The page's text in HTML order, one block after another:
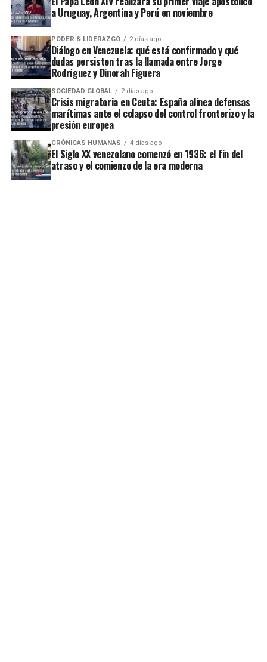
a Uruguay, Argentina y Perú en noviembre
PODER & LIDERAZGO 2 días ago
Diálogo en Venezuela: qué está confirmado y qué
dudas persisten tras la llamada entre Jorge
Rodríguez y Dinorah Figuera
SOCIEDAD GLOBAL 2 días ago
Crisis migratoria en Ceuta: España alinea defensas
marítimas ante el colapso del control fronterizo y la
presión europea
CRÓNICAS HUMANAS 4 días ago
El Siglo XX venezolano comenzó en 1936: el fin del
atraso y el comienzo de la era moderna